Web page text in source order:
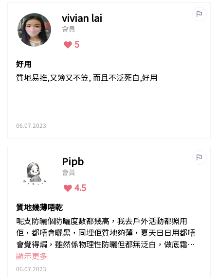
vivian lai
會員
5
好用
質地易推,又簿又不笠, 而且不泛死白,好用
06.07.2023
Pipb
會員
4.5
質地幾薄唔乾
呢支防曬個防曬度數都幾高，我去戶外活動都照用
佢，都唔會曬黑，同埋佢質地夠薄，夏天日日用都唔
會覺得焗，雖然係物理性防曬但都無泛白，做底霜都o
k
顯示更多
06.07.2023